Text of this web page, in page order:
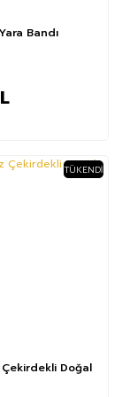
Bandı
TÜKENDI
Çekirdekli Doğal